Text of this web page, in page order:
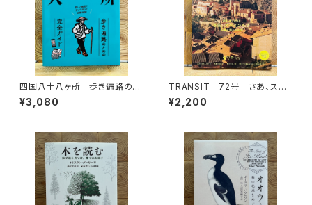
四国八十八ヶ所 歩き遍路のた
めの完全ガイド
¥3,080
TRANSIT 72号 さあ、スペ
インへ！ 太陽と海と土の国
¥2,200